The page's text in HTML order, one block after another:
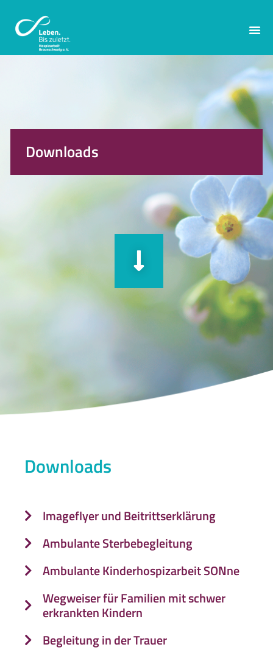
Downloads
Downloads
Imageflyer und Beitrittserklärung
Ambulante Sterbebegleitung
Ambulante Kinderhospizarbeit SONne
Wegweiser für Familien mit schwer
erkrankten Kindern
Begleitung in der Trauer